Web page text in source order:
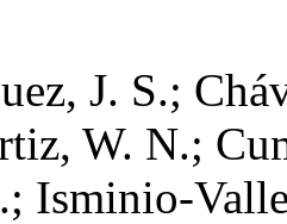
J. S.;
W. N.;
Isminio-